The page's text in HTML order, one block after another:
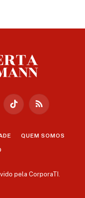
TikTok RSS
QUEM SOMOS
pela CorporaTI